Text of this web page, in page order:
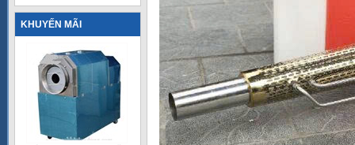
KHUYẾN MÃI